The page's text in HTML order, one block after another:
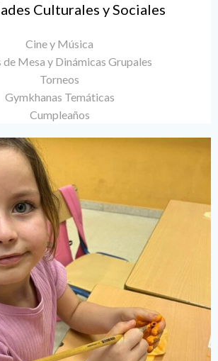
Culturales y Sociales
Cine y Música
de Mesa y Dinámicas Grupales
Torneos
Gymkhanas Temáticas
Cumpleaños